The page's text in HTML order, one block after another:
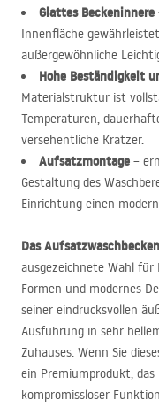
Glattes Beckeninnere
Innenfläche
außergewöhnliche
Hohe Beständigkeit
Materialstruktur ist
Temperaturen,
versehentliche Kratzer.
Aufsatzmontage –
Gestaltung des
Einrichtung einen
Das
ausgezeichnete Wahl für
Formen und modernes
seiner eindrucksvollen
Ausführung in sehr
Zuhauses. Wenn Sie
ein Premiumprodukt,
kompromissloser